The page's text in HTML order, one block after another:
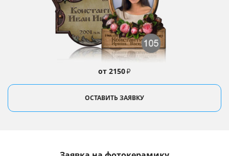
от 2150₽
ОСТАВИТЬ ЗАЯВКУ